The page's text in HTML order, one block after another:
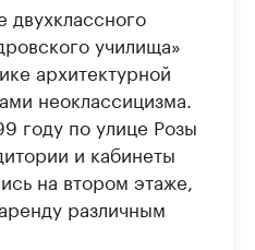
двухклассного
училища»
архитектурной
неоклассицизма.
году по улице Розы
и кабинеты
на втором этаже,
различным